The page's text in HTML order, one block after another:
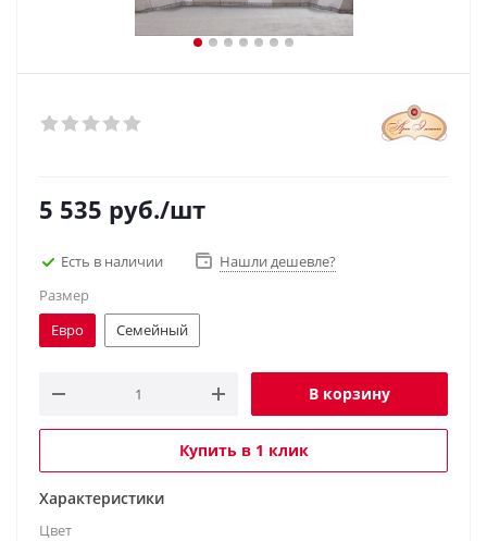
5 535 руб./шт
Есть в наличии
Нашли дешевле?
Размер
Евро
Семейный
В корзину
Купить в 1 клик
Характеристики
Цвет